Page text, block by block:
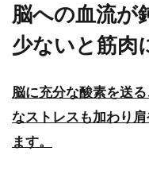
脳への血流が
少ないと筋肉
脳に充分な酸素を送
なストレスも加わり
ます。